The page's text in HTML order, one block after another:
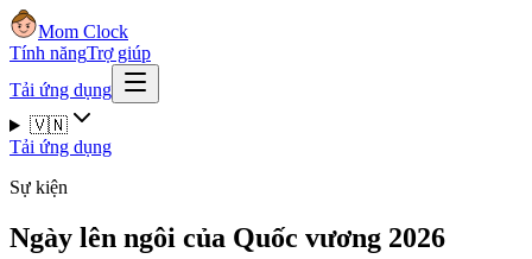
Mom Clock
Tính năngTrợ giúp
Tải ứng dụng
🇻🇳
Tải ứng dụng
Sự kiện
Ngày lên ngôi của Quốc vương 2026